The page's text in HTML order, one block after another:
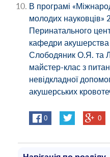
В програмі
молодих науковців»
Перинатального
кафедри акушерства
Слободяник О.Я. та
майстер-клас з
невідкладної
акушерських
0 0